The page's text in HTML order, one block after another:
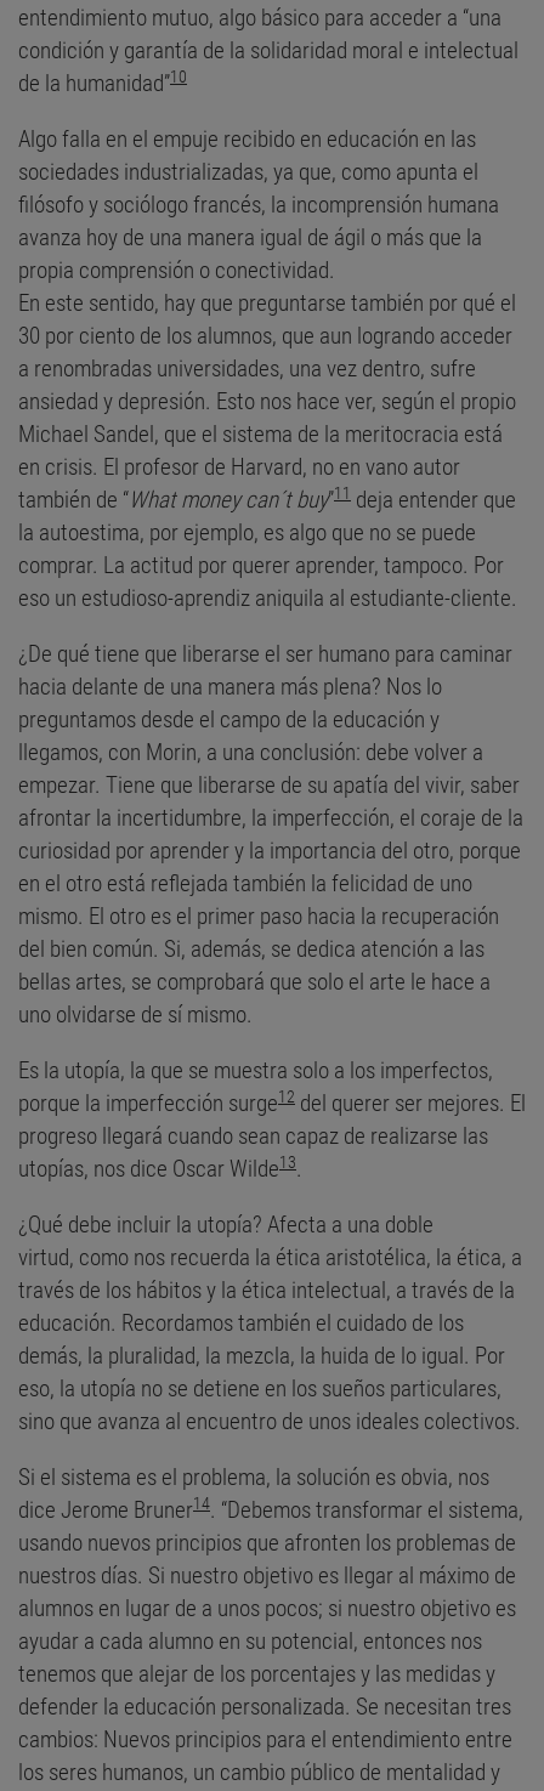
entendimiento mutuo, algo básico para acceder a “una
condición y garantía de la solidaridad moral e intelectual
de la humanidad”10
Algo falla en el empuje recibido en educación en las
sociedades industrializadas, ya que, como apunta el
filósofo y sociólogo francés, la incomprensión humana
avanza hoy de una manera igual de ágil o más que la
propia comprensión o conectividad.
En este sentido, hay que preguntarse también por qué el
30 por ciento de los alumnos, que aun logrando acceder
a renombradas universidades, una vez dentro, sufre
ansiedad y depresión. Esto nos hace ver, según el propio
Michael Sandel, que el sistema de la meritocracia está
en crisis. El profesor de Harvard, no en vano autor
también de “What money can´t buy”11 deja entender que
la autoestima, por ejemplo, es algo que no se puede
comprar. La actitud por querer aprender, tampoco. Por
eso un estudioso-aprendiz aniquila al estudiante-cliente.
¿De qué tiene que liberarse el ser humano para caminar
hacia delante de una manera más plena? Nos lo
preguntamos desde el campo de la educación y
llegamos, con Morin, a una conclusión: debe volver a
empezar. Tiene que liberarse de su apatía del vivir, saber
afrontar la incertidumbre, la imperfección, el coraje de la
curiosidad por aprender y la importancia del otro, porque
en el otro está reflejada también la felicidad de uno
mismo. El otro es el primer paso hacia la recuperación
del bien común. Si, además, se dedica atención a las
bellas artes, se comprobará que solo el arte le hace a
uno olvidarse de sí mismo.
Es la utopía, la que se muestra solo a los imperfectos,
porque la imperfección surge12 del querer ser mejores. El
progreso llegará cuando sean capaz de realizarse las
utopías, nos dice Oscar Wilde13.
¿Qué debe incluir la utopía? Afecta a una doble
virtud, como nos recuerda la ética aristotélica, la ética, a
través de los hábitos y la ética intelectual, a través de la
educación. Recordamos también el cuidado de los
demás, la pluralidad, la mezcla, la huida de lo igual. Por
eso, la utopía no se detiene en los sueños particulares,
sino que avanza al encuentro de unos ideales colectivos.
Si el sistema es el problema, la solución es obvia, nos
dice Jerome Bruner14. “Debemos transformar el sistema,
usando nuevos principios que afronten los problemas de
nuestros días. Si nuestro objetivo es llegar al máximo de
alumnos en lugar de a unos pocos; si nuestro objetivo es
ayudar a cada alumno en su potencial, entonces nos
tenemos que alejar de los porcentajes y las medidas y
defender la educación personalizada. Se necesitan tres
cambios: Nuevos principios para el entendimiento entre
los seres humanos, un cambio público de mentalidad y